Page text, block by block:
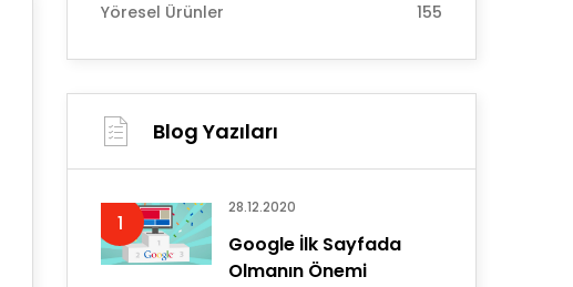
Yöresel Ürünler
155
Blog Yazıları
1
28.12.2020
Google İlk Sayfada
Olmanın Önemi